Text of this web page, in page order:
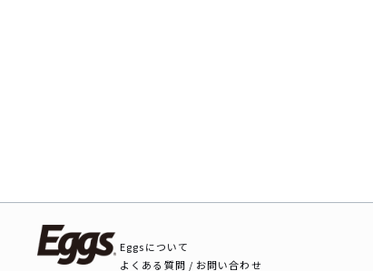
Eggsについて
よくある質問 / お問い合わせ